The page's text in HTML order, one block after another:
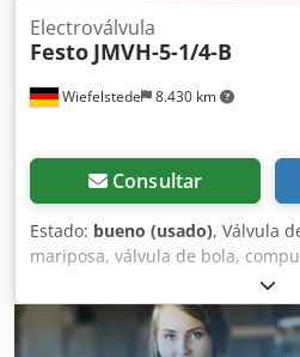
Wiefelstede 8.430 km
Electroválvula
Festo JMVH-5-1/4-B
Consultar
Estado: bueno (usado), Válvula
mariposa, válvula de bola,
cierre, válvula de compuerta
Ewopysk -Tipo: JMVH-5-1/4-B -
bares -Precio: por unidad -